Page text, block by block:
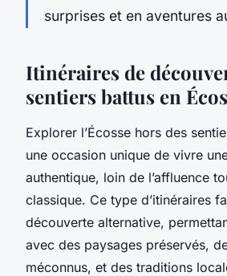
surprises et en aventures
Itinéraires de
sentiers battus en
Explorer l’Écosse hors des
une occasion unique de vivre
authentique, loin de l’affluence
classique. Ce type d’itinéraires
découverte alternative,
avec des paysages préservés,
méconnus, et des traditions